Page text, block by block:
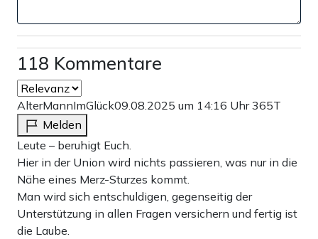
118 Kommentare
AlterMannImGlück09.08.2025 um 14:16 Uhr365T
Melden
Leute – beruhigt Euch.
Hier in der Union wird nichts passieren, was nur in die
Nähe eines Merz-Sturzes kommt.
Man wird sich entschuldigen, gegenseitig der
Unterstützung in allen Fragen versichern und fertig ist
die Laube.